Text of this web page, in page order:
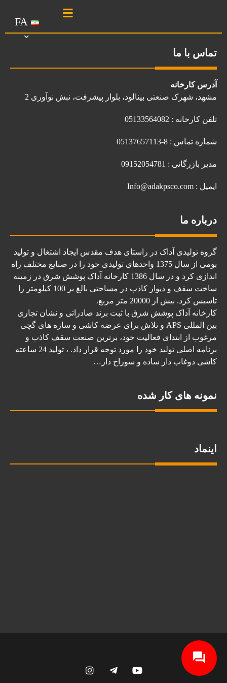
FA
تماس با ما
آدرس کارخانه
مشهد، شهرک صنعتی بینالود، بلوار پیشرفت، نبش نوآوری 2
تلفن کارخانه : 05133564082
شماره تماس : 8-05137657113
مدیر بازرگانی : 09152054781
ایمیل : Info@adakpsco.com
درباره ما
گروه تولیدی آداک در راستای هدف مقدس ایجاد اشتغال و تولید
بومی از سال 1375 واحدهای تولیدی خود را در صنایع مختلف راه
اندازی کرد و در سال 1386 کارخانه آداک پوشش شرق در زمینه
ساخت سقف و دیوار کاذب در مساحتی بالغ بر 100 کیلومتر را
تاسیس کرد. بیش از 20000 متر مربع.
کارخانه آداک پوشش شرق با ثبت برند صادراتی و نشان تجاری
بین المللی APS و تلاش برای عرضه کاشی و سازه های گچی
مرغوب از ابتدای فعالیت خود، برترین صنعت سقف کاذب و
برنامه اصلی تولید خود را مورد توجه قرار داد. ، تولید 24 ساعته
کاشی دوغاب دار ساده و سوراخ دار…
نمونه های کار شده
اینماد